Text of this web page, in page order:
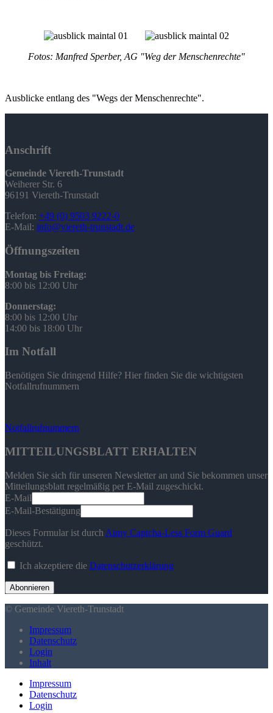
Fotos: Manfred Sperber, AG "Weg der Menschenrechte"
Ausblicke entlang des "Wegs der Menschenrechte".
Anschrift
Gemeinde Viereth-Trunstadt
Weiherer Str. 6
96191 Viereth-Trunstadt
Telefon: +49 (0) 9503 9222-0
E-Mail: info@viereth-trunstadt.de
Öffnungszeiten
Montag bis Freitag:
8:00 bis 12:00 Uhr
Donnerstag:
8:00 bis 12:00 Uhr
14:00 bis 18:00 Uhr
Im Notfall
Benötigen Sie dringend Hilfe? Hier finden Sie die wichtigsten
Notfallrufnummern
Notfallrufnummern
MITTEILUNGSBLATT ERHALTEN
Melden Sie sich für unseren Newsletter an und Sie bekommen unser
Mitteilungsblatt regelmäßig per E-Mail zugeschickt.
E-Mail
E-Mail-Bestätigung
Dieses Formular ist durch Aimy Captcha-Less Form Guard
geschützt.
Ich akzeptiere die Datenschutzerklärung
Abonnieren
© Gemeinde Viereth-Trunstadt
Impressum
Datenschutz
Login
Inhalt
Impressum
Datenschutz
Login